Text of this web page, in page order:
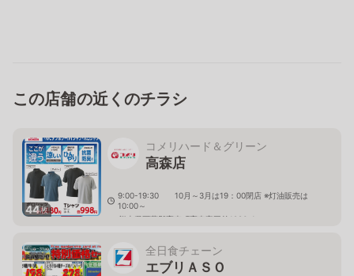
この店舗の近くのチラシ
44枚
コメリハード＆グリーン
高森店
9:00-19:30 10月～3月は19：00閉店 ※灯油販売は
10:00～
熊本県阿蘇郡高森町高森字豆前1986-1
全日食チェーン
エブリＡＳＯ